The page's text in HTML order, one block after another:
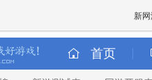
新
首页